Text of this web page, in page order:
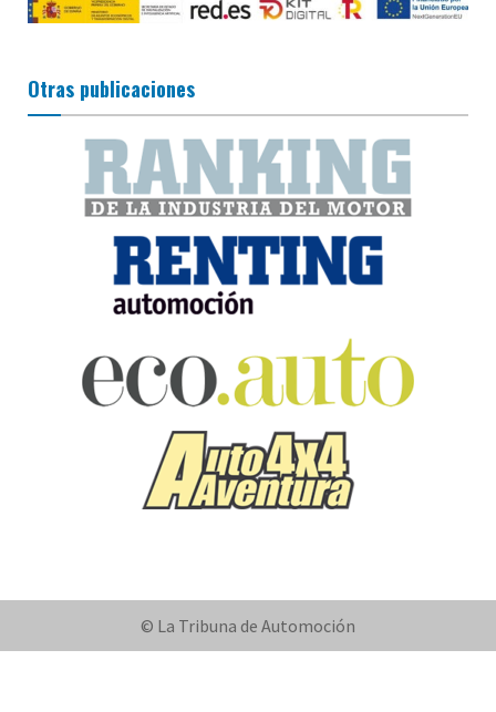
Otras publicaciones
© La Tribuna de Automoción